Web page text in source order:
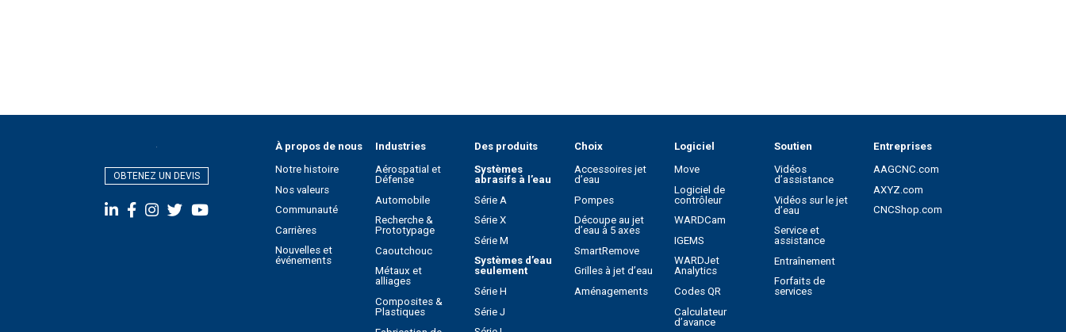
OBTENEZ UN DEVIS
À propos de nous
Notre histoire
Nos valeurs
Communauté
Carrières
Nouvelles et
événements
Industries
Aérospatial et
Défense
Automobile
Recherche &
Prototypage
Caoutchouc
Métaux et
alliages
Composites &
Plastiques
Des produits
Systèmes
abrasifs à l’eau
Série A
Série X
Série M
Systèmes d’eau
seulement
Série H
Série J
Choix
Accessoires jet
d’eau
Pompes
Découpe au jet
d’eau à 5 axes
SmartRemove
Grilles à jet d’eau
Aménagements
Logiciel
Move
Logiciel de
contrôleur
WARDCam
IGEMS
WARDJet
Analytics
Codes QR
Calculateur
d’avance
Soutien
Vidéos
d’assistance
Vidéos sur le jet
d’eau
Service et
assistance
Entraînement
Forfaits de
services
Entreprises
AAGCNC.com
AXYZ.com
CNCShop.com